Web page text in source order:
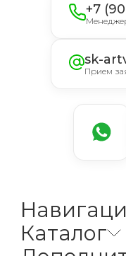
+7
sk-
Прием
Каталог